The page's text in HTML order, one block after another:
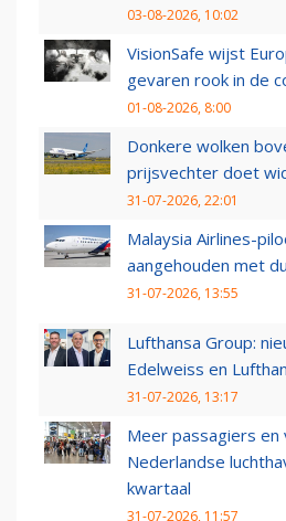
03-08-2026, 10:02
VisionSafe wijst
gevaren rook in de
01-08-2026, 8:00
Donkere wolken
prijsvechter doet
31-07-2026, 22:01
Malaysia Airlines-
aangehouden met
31-07-2026, 13:55
Lufthansa Group:
Edelweiss en
31-07-2026, 13:17
Meer passagiers en
Nederlandse
kwartaal
31-07-2026, 11:57